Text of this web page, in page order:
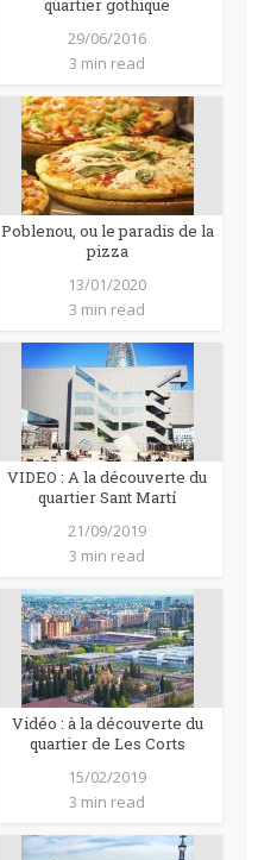
29/06/2016
3 min read
Poblenou, ou le paradis de la
pizza
13/01/2020
3 min read
VIDEO : A la découverte du
quartier Sant Martí
21/09/2019
3 min read
Vidéo : à la découverte du
quartier de Les Corts
15/02/2019
3 min read